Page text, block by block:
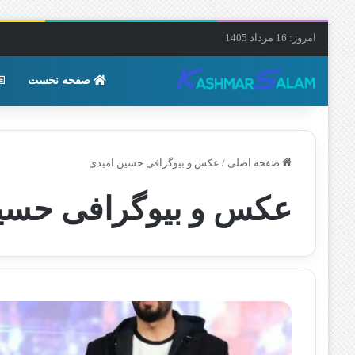
امروز: 16 مرداد 1405
صفحه نخست
صفحه اصلی / عکس و بیوگرافی حسین امیدی
عکس و بیوگرافی